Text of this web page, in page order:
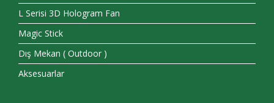
L Serisi 3D Hologram Fan
Magic Stick
Dış Mekan ( Outdoor )
Aksesuarlar